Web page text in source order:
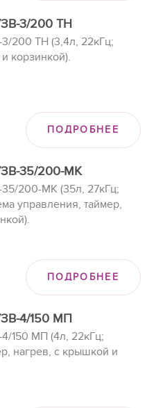
3/200 ТН
200 ТН (3,4л, 22кГц;
корзинкой).
ПОДРОБНЕЕ
35/200-МК
35/200-МК (35л, 27кГц;
управления, таймер,
ПОДРОБНЕЕ
4/150 МП
150 МП (4л, 22кГц;
нагрев, с крышкой и